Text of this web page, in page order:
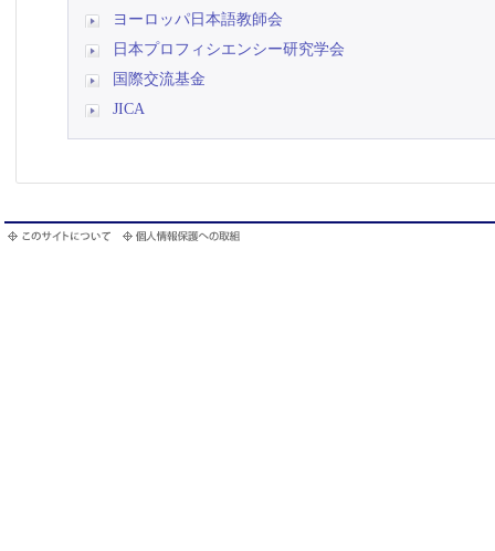
ヨーロッパ日本語教師会
日本プロフィシエンシー研究学会
国際交流基金
JICA